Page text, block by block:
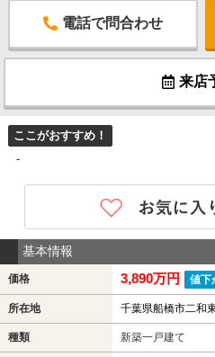
電話で問合わせ
来店
ここがおすすめ！
-
基本情報
価格 3,890万円 値下
所在地 千葉県船橋市二和
種類 新築一戸建て